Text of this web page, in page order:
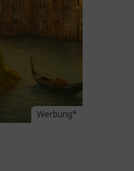
Werbung*